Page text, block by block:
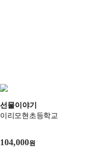
선물이야기
이리모현초등학교
104,000원